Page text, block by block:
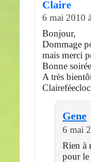
Claire
6 mai 2010
Bonjour,
Dommage
mais merci
Bonne
A très
Gene
6 mai
Rien à
pour